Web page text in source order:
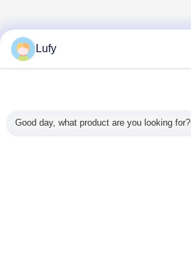
Lufy
Good day, what product are you looking for?